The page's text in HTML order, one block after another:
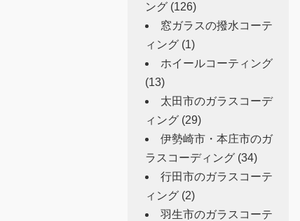
ング (126)
窓ガラスの撥水コーテ
ィング (1)
ホイールコーティング
(13)
太田市のガラスコーデ
ィング (29)
伊勢崎市・本庄市のガ
ラスコーディング (34)
行田市のガラスコーテ
ィング (2)
羽生市のガラスコーテ